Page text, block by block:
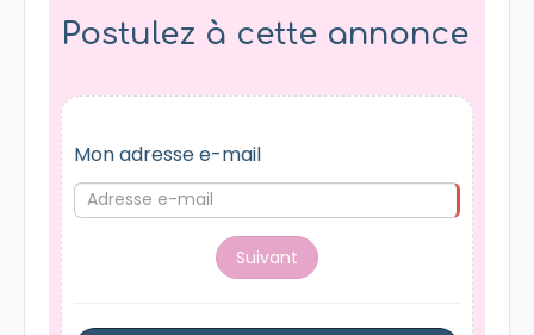
Postulez à cette annonce
Mon adresse e-mail
Suivant